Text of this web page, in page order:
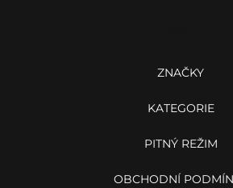
ZNAČKY
KATEGORIE
PITNÝ REŽIM
OBCHODNÍ